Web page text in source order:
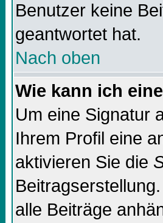
Benutzer keine
geantwortet hat.
Nach oben
Wie kann ich
Um eine Signatur
Ihrem Profil eine
aktivieren Sie die
alle Beiträge